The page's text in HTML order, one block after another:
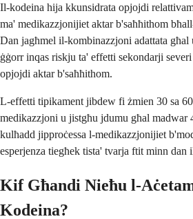
Il-kodeina hija kkunsidrata opjojdi
ma' medikazzjonijiet aktar b'saħħithom
Dan jagħmel il-kombinazzjoni adattata
ġġorr inqas riskju ta' effetti sekondarji
opjojdi aktar b'saħħithom.
L-effetti tipikament jibdew fi żmien 30 sa
medikazzjoni u jistgħu jdumu għal madwar
kulħadd jipproċessa l-medikazzjonijiet
esperjenza tiegħek tista' tvarja ftit minn dan
Kif Għandi Nieħu l-
Kodeina?